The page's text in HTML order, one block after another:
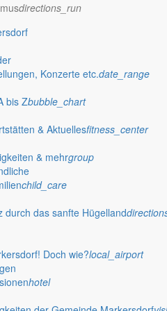
directions_run
Konzerte etc.date_range
bis Zbubble_chart
& Aktuellesfitness_center
& mehrgroup
child_care
durch das sanfte Hügelland
Doch wie?local_airport
hotel
Erlasse
Markersdorf